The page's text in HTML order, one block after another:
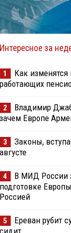
Интересное за
1
Как изменятся
работающих
2
Владимир
зачем Европе
3
Законы,
августе
4
В МИД России
подготовке
Россией
5
Ереван рубит